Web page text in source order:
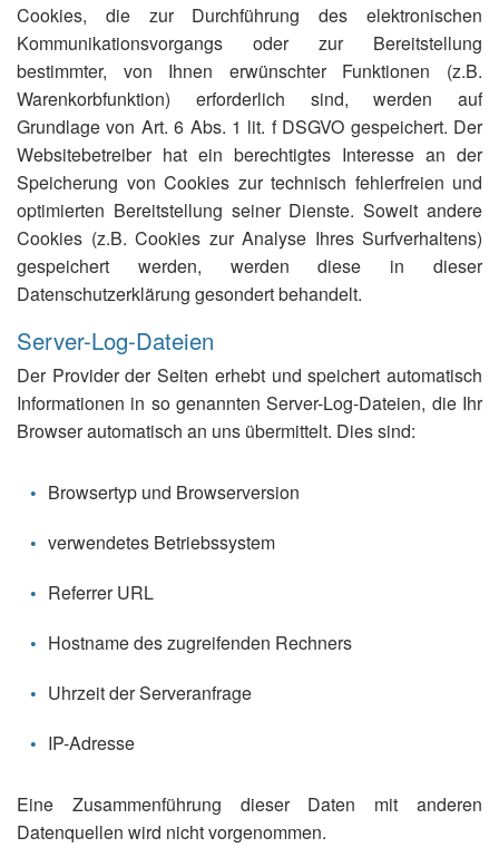
Cookies, die zur Durchführung des elektronischen
Kommunikationsvorgangs oder zur Bereitstellung
bestimmter, von Ihnen erwünschter Funktionen (z.B.
Warenkorbfunktion) erforderlich sind, werden auf
Grundlage von Art. 6 Abs. 1 lit. f DSGVO gespeichert. Der
Websitebetreiber hat ein berechtigtes Interesse an der
Speicherung von Cookies zur technisch fehlerfreien und
optimierten Bereitstellung seiner Dienste. Soweit andere
Cookies (z.B. Cookies zur Analyse Ihres Surfverhaltens)
gespeichert werden, werden diese in dieser
Datenschutzerklärung gesondert behandelt.
Server-Log-Dateien
Der Provider der Seiten erhebt und speichert automatisch
Informationen in so genannten Server-Log-Dateien, die Ihr
Browser automatisch an uns übermittelt. Dies sind:
Browsertyp und Browserversion
verwendetes Betriebssystem
Referrer URL
Hostname des zugreifenden Rechners
Uhrzeit der Serveranfrage
IP-Adresse
Eine Zusammenführung dieser Daten mit anderen
Datenquellen wird nicht vorgenommen.